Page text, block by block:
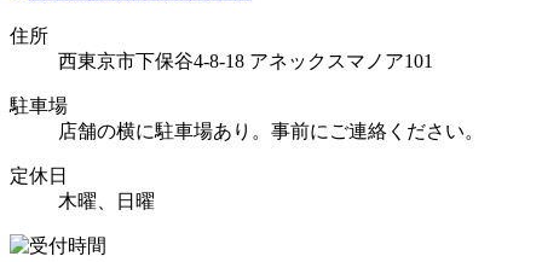
住所
西東京市下保谷4-8-18 アネックスマノア101
駐車場
店舗の横に駐車場あり。事前にご連絡ください。
定休日
木曜、日曜